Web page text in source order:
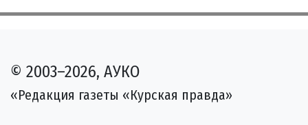
© 2003–2026, АУКО
«Редакция газеты «Курская правда»